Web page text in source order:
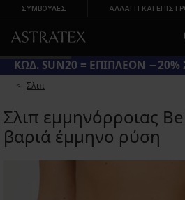
ΣΥΜΒΟΥΛΕΣ ΑΛΛΑΓΉ ΚΑΙ
ΚΩΔ. SUN20 = ΕΠΙΠΛΕΟΝ
Σλιπ
Σλιπ εμμηνόρροιας
βαριά έμμηνο ρύση